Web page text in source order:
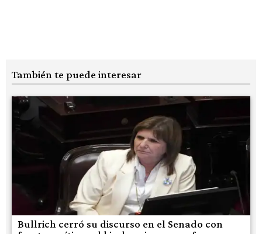
También te puede interesar
Bullrich cerró su discurso en el Senado con